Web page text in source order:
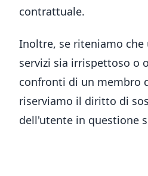
contrattuale.
Inoltre, se riteniamo
servizi sia irrispettoso o
confronti di un membro
riserviamo il diritto di
dell'utente in questione